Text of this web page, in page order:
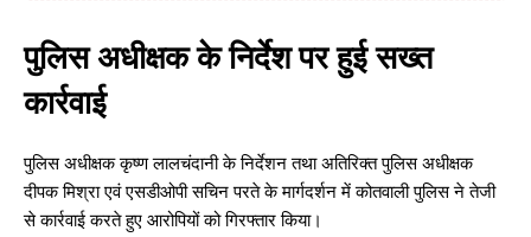
पुलिस अधीक्षक के निर्देश पर हुई सख्त
कार्रवाई
पुलिस अधीक्षक कृष्ण लालचंदानी के निर्देशन तथा अतिरिक्त पुलिस अधीक्षक
दीपक मिश्रा एवं एसडीओपी सचिन परते के मार्गदर्शन में कोतवाली पुलिस ने तेजी
से कार्रवाई करते हुए आरोपियों को गिरफ्तार किया।